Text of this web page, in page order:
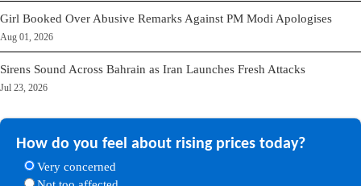
Girl Booked Over Abusive Remarks Against PM Modi Apologises
Aug 01, 2026
Sirens Sound Across Bahrain as Iran Launches Fresh Attacks
Jul 23, 2026
How do you feel about rising prices today?
Very concerned